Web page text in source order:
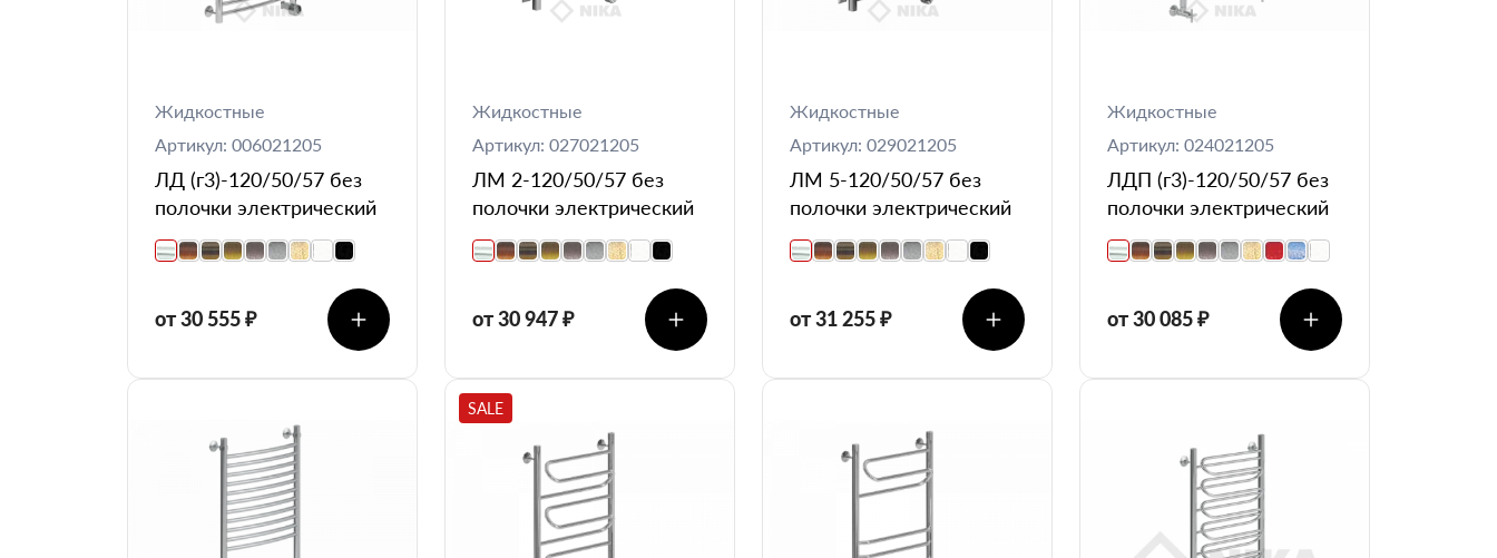
Жидкостные
Артикул: 006021205
ЛД (г3)-120/50/57 без
полочки электрический
от 30 555 ₽
Жидкостные
Артикул: 027021205
ЛМ 2-120/50/57 без
полочки электрический
от 30 947 ₽
Жидкостные
Артикул: 029021205
ЛМ 5-120/50/57 без
полочки электрический
от 31 255 ₽
Жидкостные
Артикул: 024021205
ЛДП (г3)-120/50/57 без
полочки электрический
от 30 085 ₽
SALE